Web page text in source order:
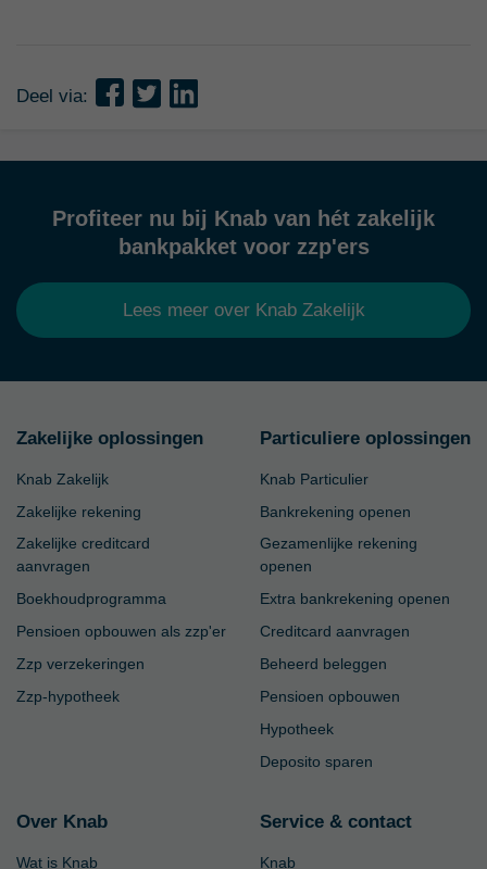
Deel via:
Profiteer nu bij Knab van hét zakelijk
bankpakket voor zzp'ers
Lees meer over Knab Zakelijk
Zakelijke oplossingen
Knab Zakelijk
Zakelijke rekening
Zakelijke creditcard
aanvragen
Boekhoudprogramma
Pensioen opbouwen als zzp'er
Zzp verzekeringen
Zzp-hypotheek
Particuliere oplossingen
Knab Particulier
Bankrekening openen
Gezamenlijke rekening
openen
Extra bankrekening openen
Creditcard aanvragen
Beheerd beleggen
Pensioen opbouwen
Hypotheek
Deposito sparen
Over Knab
Wat is Knab
Service & contact
Knab